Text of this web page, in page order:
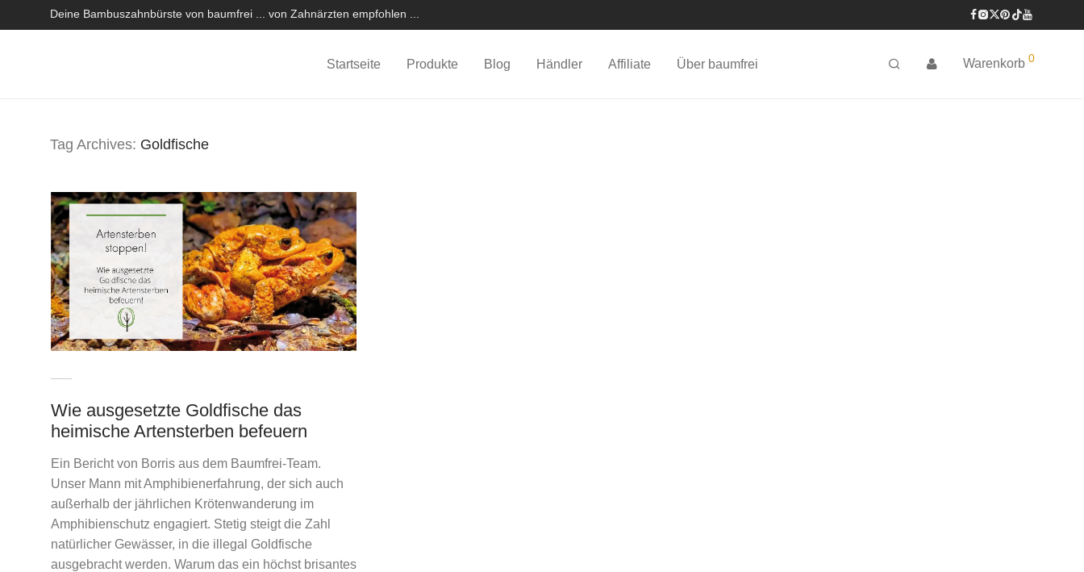
Deine Bambuszahnbürste von baumfrei ... von Zahnärzten empfohlen ...
Startseite Produkte Blog Händler Affiliate Über baumfrei Warenkorb 0
Tag Archives: Goldfische
Wie ausgesetzte Goldfische das
heimische Artensterben befeuern
Ein Bericht von Borris aus dem Baumfrei-Team.
Unser Mann mit Amphibienerfahrung, der sich auch
außerhalb der jährlichen Krötenwanderung im
Amphibienschutz engagiert. Stetig steigt die Zahl
natürlicher Gewässer, in die illegal Goldfische
ausgebracht werden. Warum das ein höchst brisantes